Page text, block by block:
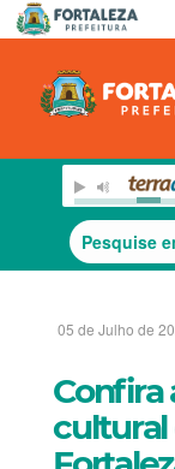
05 de Julho de
Confira
cultural